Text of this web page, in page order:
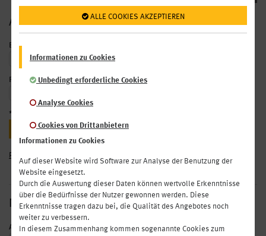
ALLE COOKIES AKZEPTIEREN
Informationen zu Cookies
Unbedingt erforderliche Cookies
Analyse Cookies
Cookies von Drittanbietern
Informationen zu Cookies
Auf dieser Website wird Software zur Analyse der Benutzung der
Website eingesetzt.
Durch die Auswertung dieser Daten können wertvolle Erkenntnisse
über die Bedürfnisse der Nutzer gewonnen werden. Diese
Erkenntnisse tragen dazu bei, die Qualität des Angebotes noch
weiter zu verbessern.
In diesem Zusammenhang kommen sogenannte Cookies zum
ANMELDEN
Benutzername/E-Mail
Passwort*
*
Passwort vergessen/zurücksetzen
NEUE REGISTRIERUNG
Anrede*